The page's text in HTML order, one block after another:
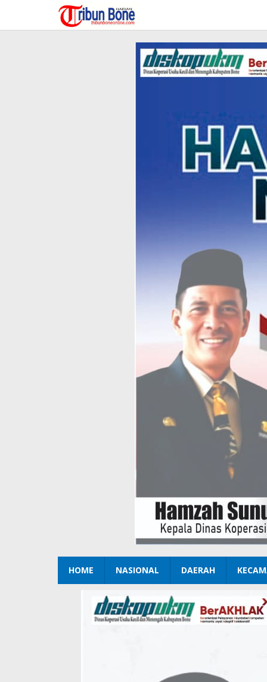
konten
HOME NASIONAL DAERAH